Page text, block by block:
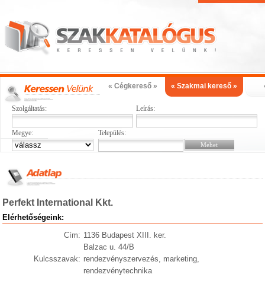
« Cégkereső » « Szakmai kereső »
Szolgáltatás: Leírás:
Megye: Település:
Perfekt International Kkt.
Elérhetőségeink:
Cím: 1136 Budapest XIII. ker.
Balzac u. 44/B
Kulcsszavak: rendezvényszervezés, marketing,
rendezvénytechnika